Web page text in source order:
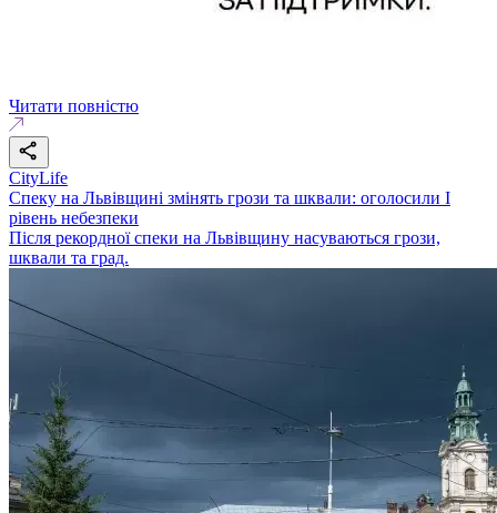
Читати повністю
CityLife
Спеку на Львівщині змінять грози та шквали: оголосили І
рівень небезпеки
Після рекордної спеки на Львівщину насуваються грози,
шквали та град.